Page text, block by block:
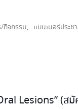
กิจกรรม, แบนเนอร์ประ
Lesions” (ส